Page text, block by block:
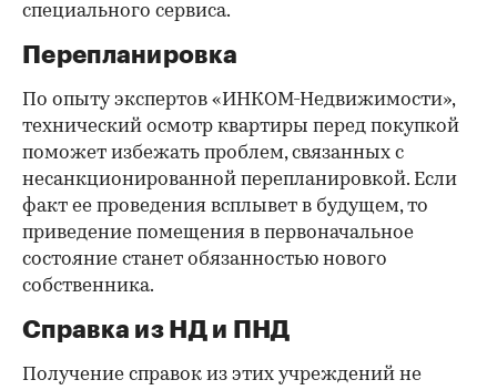
специального сервиса.
Перепланировка
По опыту экспертов «ИНКОМ-Недвижимости»,
технический осмотр квартиры перед покупкой
поможет избежать проблем, связанных с
несанкционированной перепланировкой. Если
факт ее проведения всплывет в будущем, то
приведение помещения в первоначальное
состояние станет обязанностью нового
собственника.
Справка из НД и ПНД
Получение справок из этих учреждений не